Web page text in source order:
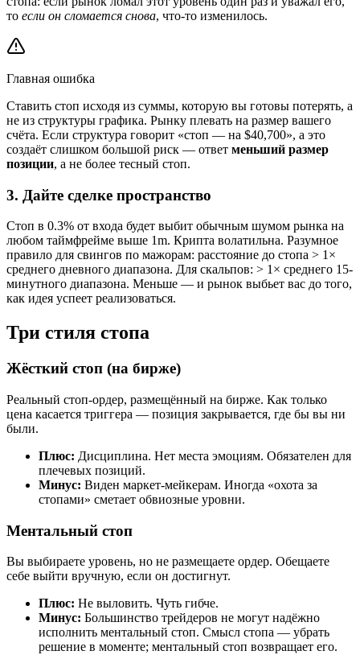
то если он сломается снова, что-то изменилось.
Главная ошибка
Ставить стоп исходя из суммы, которую вы готовы потерять, а
не из структуры графика. Рынку плевать на размер вашего
счёта. Если структура говорит «стоп — на $40,700», а это
создаёт слишком большой риск — ответ меньший размер
позиции, а не более тесный стоп.
3. Дайте сделке пространство
Стоп в 0.3% от входа будет выбит обычным шумом рынка на
любом таймфрейме выше 1m. Крипта волатильна. Разумное
правило для свингов по мажорам: расстояние до стопа > 1×
среднего дневного диапазона. Для скальпов: > 1× среднего 15-
минутного диапазона. Меньше — и рынок выбьет вас до того,
как идея успеет реализоваться.
Три стиля стопа
Жёсткий стоп (на бирже)
Реальный стоп-ордер, размещённый на бирже. Как только
цена касается триггера — позиция закрывается, где бы вы ни
были.
Плюс: Дисциплина. Нет места эмоциям. Обязателен для
плечевых позиций.
Минус: Виден маркет-мейкерам. Иногда «охота за
стопами» сметает обвиозные уровни.
Ментальный стоп
Вы выбираете уровень, но не размещаете ордер. Обещаете
себе выйти вручную, если он достигнут.
Плюс: Не выловить. Чуть гибче.
Минус: Большинство трейдеров не могут надёжно
исполнить ментальный стоп. Смысл стопа — убрать
решение в моменте; ментальный стоп возвращает его.